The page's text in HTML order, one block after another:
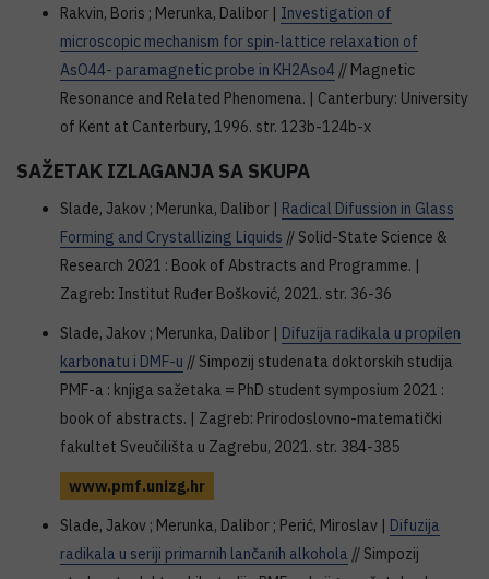
Rakvin, Boris ; Merunka, Dalibor | Investigation of
microscopic mechanism for spin-lattice relaxation of
AsO44- paramagnetic probe in KH2Aso4 // Magnetic
Resonance and Related Phenomena. | Canterbury: University
of Kent at Canterbury, 1996. str. 123b-124b-x
SAŽETAK IZLAGANJA SA SKUPA
Slade, Jakov ; Merunka, Dalibor | Radical Difussion in Glass
Forming and Crystallizing Liquids // Solid-State Science &
Research 2021 : Book of Abstracts and Programme. |
Zagreb: Institut Ruđer Bošković, 2021. str. 36-36
Slade, Jakov ; Merunka, Dalibor | Difuzija radikala u propilen
karbonatu i DMF-u // Simpozij studenata doktorskih studija
PMF-a : knjiga sažetaka = PhD student symposium 2021 :
book of abstracts. | Zagreb: Prirodoslovno-matematički
fakultet Sveučilišta u Zagrebu, 2021. str. 384-385
www.pmf.unizg.hr
Slade, Jakov ; Merunka, Dalibor ; Perić, Miroslav | Difuzija
radikala u seriji primarnih lančanih alkohola // Simpozij